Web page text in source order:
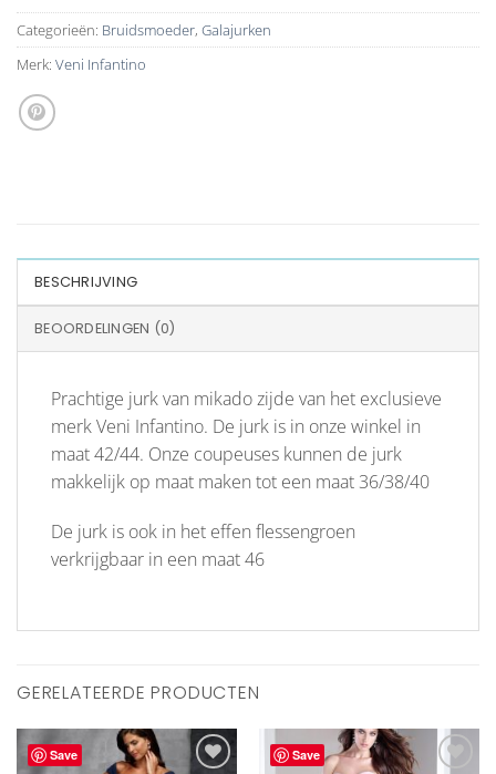
Categorieën: Bruidsmoeder, Galajurken
Merk: Veni Infantino
BESCHRIJVING
BEOORDELINGEN (0)
Prachtige jurk van mikado zijde van het exclusieve
merk Veni Infantino. De jurk is in onze winkel in
maat 42/44. Onze coupeuses kunnen de jurk
makkelijk op maat maken tot een maat 36/38/40
De jurk is ook in het effen flessengroen
verkrijgbaar in een maat 46
GERELATEERDE PRODUCTEN
Save
Save